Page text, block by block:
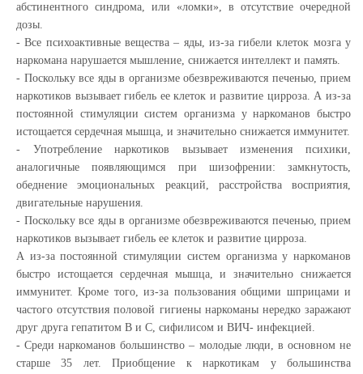
абстинентного синдрома, или «ломки», в отсутствие очередной
дозы.
- Все психоактивные вещества – яды, из-за гибели клеток мозга у
наркомана нарушается мышление, снижается интеллект и память.
- Поскольку все яды в организме обезвреживаются печенью, прием
наркотиков вызывает гибель ее клеток и развитие цирроза. А из-за
постоянной стимуляции систем организма у наркоманов быстро
истощается сердечная мышца, и значительно снижается иммунитет.
- Употребление наркотиков вызывает изменения психики,
аналогичные появляющимся при шизофрении: замкнутость,
обеднение эмоциональных реакций, расстройства восприятия,
двигательные нарушения.
- Поскольку все яды в организме обезвреживаются печенью, прием
наркотиков вызывает гибель ее клеток и развитие цирроза.
А из-за постоянной стимуляции систем организма у наркоманов
быстро истощается сердечная мышца, и значительно снижается
иммунитет. Кроме того, из-за пользования общими шприцами и
частого отсутствия половой гигиены наркоманы нередко заражают
друг друга гепатитом В и С, сифилисом и ВИЧ- инфекцией.
- Среди наркоманов большинство – молодые люди, в основном не
старше 35 лет. Приобщение к наркотикам у большинства